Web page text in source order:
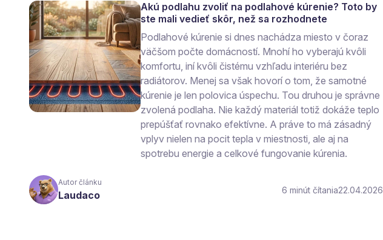
Akú podlahu zvoliť na podlahové kúrenie? Toto by
ste mali vedieť skôr, než sa rozhodnete
Podlahové kúrenie si dnes nachádza miesto v čoraz
väčšom počte domácností. Mnohí ho vyberajú kvôli
komfortu, iní kvôli čistému vzhľadu interiéru bez
radiátorov. Menej sa však hovorí o tom, že samotné
kúrenie je len polovica úspechu. Tou druhou je správne
zvolená podlaha. Nie každý materiál totiž dokáže teplo
prepúšťať rovnako efektívne. A práve to má zásadný
vplyv nielen na pocit tepla v miestnosti, ale aj na
spotrebu energie a celkové fungovanie kúrenia.
Autor článku
Laudaco 6 čítania22.04.2026